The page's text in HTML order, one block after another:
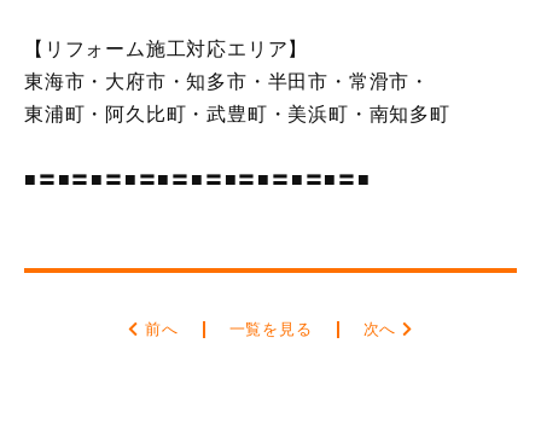
【リフォーム施工対応エリア】
東海市・大府市・知多市・半田市・常滑市・
東浦町・阿久比町・武豊町・美浜町・南知多町
■〓■〓■〓■〓■〓■〓■〓■〓■〓■〓■
前へ 一覧を見る 次へ